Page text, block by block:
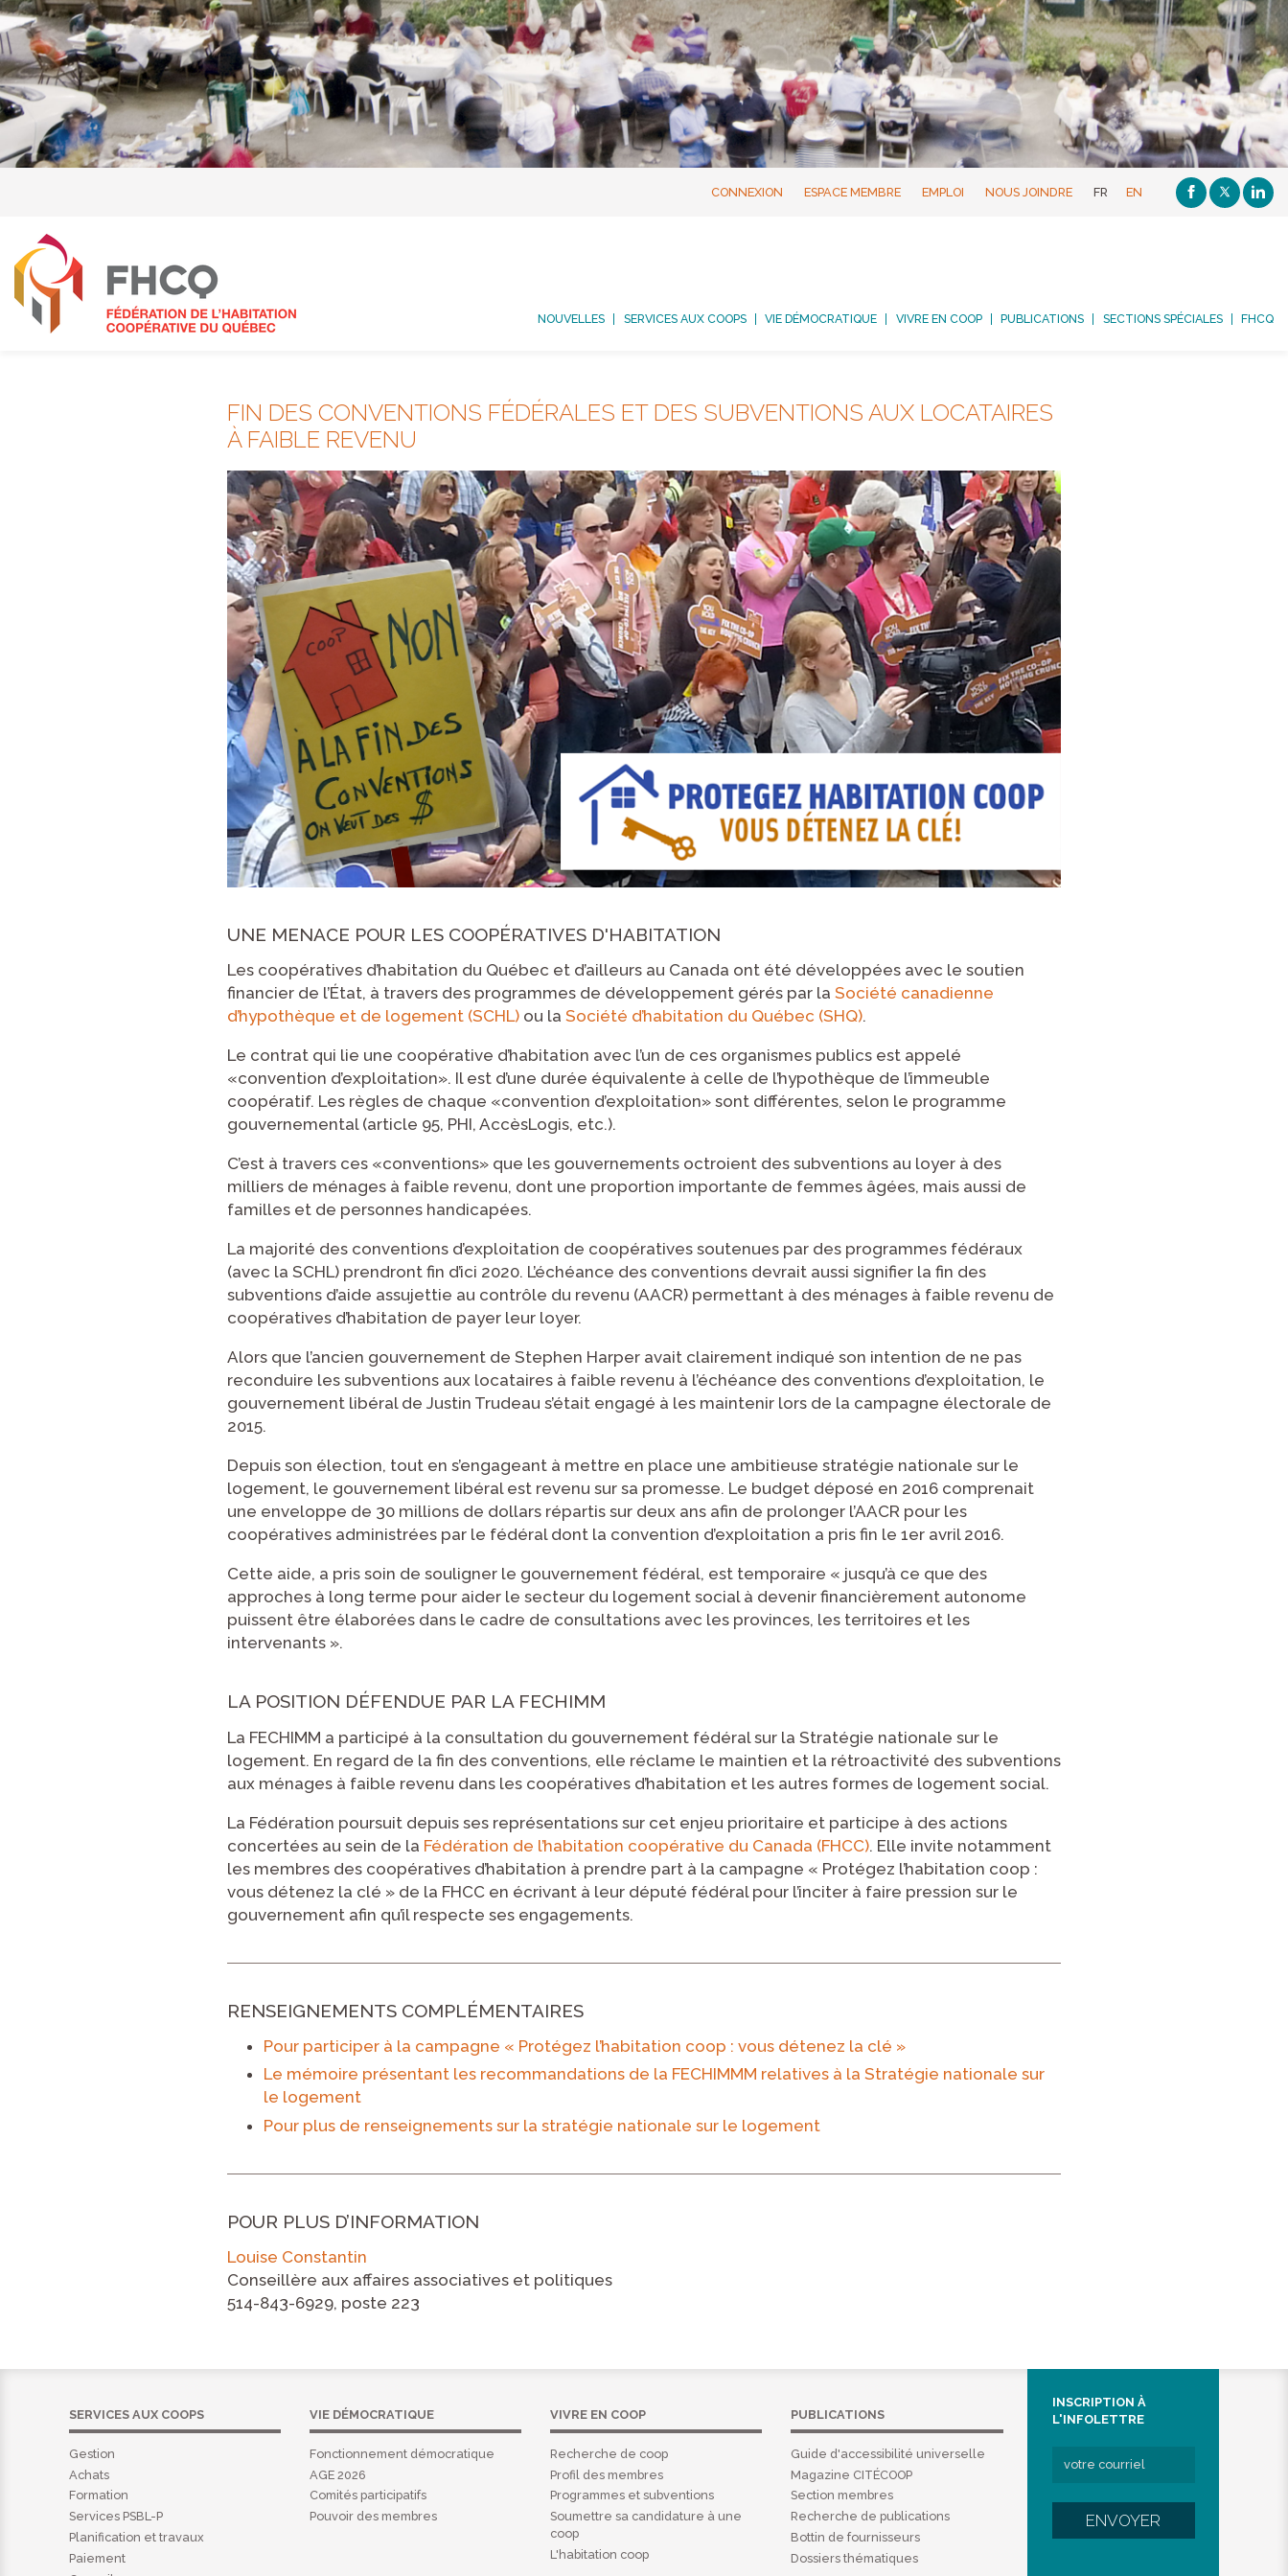
CONNEXION ESPACE MEMBRE EMPLOI NOUS JOINDRE FR EN
NOUVELLES SERVICES AUX COOPS VIE DÉMOCRATIQUE VIVRE EN COOP PUBLICATIONS SECTIONS SPÉCIALES FHCQ
FIN DES CONVENTIONS FÉDÉRALES ET DES SUBVENTIONS AUX LOCATAIRES
À FAIBLE REVENU
UNE MENACE POUR LES COOPÉRATIVES D'HABITATION
Les coopératives d’habitation du Québec et d’ailleurs au Canada ont été développées avec le soutien
financier de l’État, à travers des programmes de développement gérés par la Société canadienne
d’hypothèque et de logement (SCHL) ou la Société d’habitation du Québec (SHQ).
Le contrat qui lie une coopérative d’habitation avec l’un de ces organismes publics est appelé
«convention d’exploitation». Il est d’une durée équivalente à celle de l’hypothèque de l’immeuble
coopératif. Les règles de chaque «convention d’exploitation» sont différentes, selon le programme
gouvernemental (article 95, PHI, AccèsLogis, etc.).
C’est à travers ces «conventions» que les gouvernements octroient des subventions au loyer à des
milliers de ménages à faible revenu, dont une proportion importante de femmes âgées, mais aussi de
familles et de personnes handicapées.
La majorité des conventions d’exploitation de coopératives soutenues par des programmes fédéraux
(avec la SCHL) prendront fin d’ici 2020. L’échéance des conventions devrait aussi signifier la fin des
subventions d’aide assujettie au contrôle du revenu (AACR) permettant à des ménages à faible revenu de
coopératives d’habitation de payer leur loyer.
Alors que l’ancien gouvernement de Stephen Harper avait clairement indiqué son intention de ne pas
reconduire les subventions aux locataires à faible revenu à l’échéance des conventions d’exploitation, le
gouvernement libéral de Justin Trudeau s’était engagé à les maintenir lors de la campagne électorale de
2015.
Depuis son élection, tout en s’engageant à mettre en place une ambitieuse stratégie nationale sur le
logement, le gouvernement libéral est revenu sur sa promesse. Le budget déposé en 2016 comprenait
une enveloppe de 30 millions de dollars répartis sur deux ans afin de prolonger l’AACR pour les
coopératives administrées par le fédéral dont la convention d’exploitation a pris fin le 1er avril 2016.
Cette aide, a pris soin de souligner le gouvernement fédéral, est temporaire « jusqu’à ce que des
approches à long terme pour aider le secteur du logement social à devenir financièrement autonome
puissent être élaborées dans le cadre de consultations avec les provinces, les territoires et les
intervenants ».
LA POSITION DÉFENDUE PAR LA FECHIMM
La FECHIMM a participé à la consultation du gouvernement fédéral sur la Stratégie nationale sur le
logement. En regard de la fin des conventions, elle réclame le maintien et la rétroactivité des subventions
aux ménages à faible revenu dans les coopératives d’habitation et les autres formes de logement social.
La Fédération poursuit depuis ses représentations sur cet enjeu prioritaire et participe à des actions
concertées au sein de la Fédération de l’habitation coopérative du Canada (FHCC). Elle invite notamment
les membres des coopératives d’habitation à prendre part à la campagne « Protégez l’habitation coop :
vous détenez la clé » de la FHCC en écrivant à leur député fédéral pour l’inciter à faire pression sur le
gouvernement afin qu’il respecte ses engagements.
RENSEIGNEMENTS COMPLÉMENTAIRES
Pour participer à la campagne « Protégez l’habitation coop : vous détenez la clé »
Le mémoire présentant les recommandations de la FECHIMMM relatives à la Stratégie nationale sur
le logement
Pour plus de renseignements sur la stratégie nationale sur le logement
POUR PLUS D’INFORMATION
Louise Constantin
Conseillère aux affaires associatives et politiques
514-843-6929, poste 223
SERVICES AUX COOPS
Gestion
Achats
Formation
Services PSBL-P
Planification et travaux
Paiement
VIE DÉMOCRATIQUE
Fonctionnement démocratique
AGE 2026
Comités participatifs
Pouvoir des membres
VIVRE EN COOP
Recherche de coop
Profil des membres
Programmes et subventions
Soumettre sa candidature à une
coop
L'habitation coop
PUBLICATIONS
Guide d'accessibilité universelle
Magazine CITÉCOOP
Section membres
Recherche de publications
Bottin de fournisseurs
Dossiers thématiques
INSCRIPTION À
L'INFOLETTRE
ENVOYER